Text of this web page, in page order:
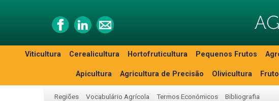
Viticultura Cerealicultura Hortofruticultura Pequenos Frutos
Apicultura Agricultura de Precisão Olivicultura
Regiões Vocabulário Agrícola Termos Económicos Bibliografia